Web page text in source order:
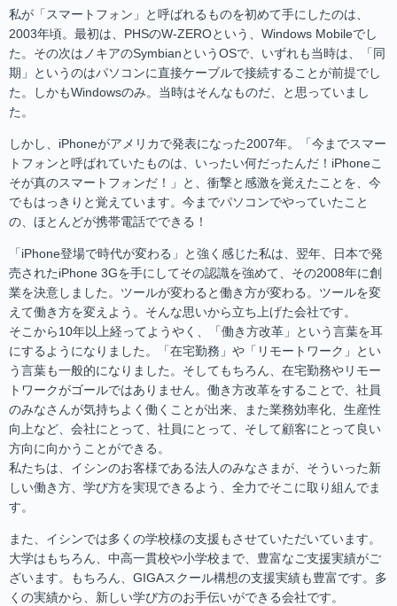
私が「スマートフォン」と呼ばれるものを初めて手にしたのは、
2003年頃。最初は、PHSのW-ZEROという、Windows Mobileでし
た。その次はノキアのSymbianというOSで、いずれも当時は、「同
期」というのはパソコンに直接ケーブルで接続することが前提でし
た。しかもWindowsのみ。当時はそんなものだ、と思っていまし
た。
しかし、iPhoneがアメリカで発表になった2007年。「今までスマー
トフォンと呼ばれていたものは、いったい何だったんだ！iPhoneこ
そが真のスマートフォンだ！」と、衝撃と感激を覚えたことを、今
でもはっきりと覚えています。今までパソコンでやっていたこと
の、ほとんどが携帯電話でできる！
「iPhone登場で時代が変わる」と強く感じた私は、翌年、日本で発
売されたiPhone 3Gを手にしてその認識を強めて、その2008年に創
業を決意しました。ツールが変わると働き方が変わる。ツールを変
えて働き方を変えよう。そんな思いから立ち上げた会社です。
そこから10年以上経ってようやく、「働き方改革」という言葉を耳
にするようになりました。「在宅勤務」や「リモートワーク」とい
う言葉も一般的になりました。そしてもちろん、在宅勤務やリモー
トワークがゴールではありません。働き方改革をすることで、社員
のみなさんが気持ちよく働くことが出来、また業務効率化、生産性
向上など、会社にとって、社員にとって、そして顧客にとって良い
方向に向かうことができる。
私たちは、イシンのお客様である法人のみなさまが、そういった新
しい働き方、学び方を実現できるよう、全力でそこに取り組んでま
す。
また、イシンでは多くの学校様の支援もさせていただいています。
大学はもちろん、中高一貫校や小学校まで、豊富なご支援実績がご
ざいます。もちろん、GIGAスクール構想の支援実績も豊富です。多
くの実績から、新しい学び方のお手伝いができる会社です。